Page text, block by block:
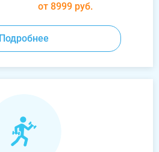
от 8999 руб.
Подробнее